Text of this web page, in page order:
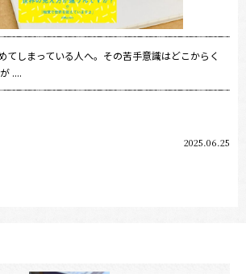
てしまっている人へ。その苦手意識はどこからく
....
2025.06.25